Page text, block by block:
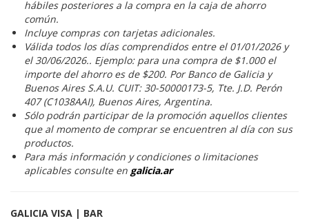
hábiles posteriores a la compra en la caja de ahorro
común.
Incluye compras con tarjetas adicionales.
Válida todos los días comprendidos entre el 01/01/2026 y
el 30/06/2026.. Ejemplo: para una compra de $1.000 el
importe del ahorro es de $200. Por Banco de Galicia y
Buenos Aires S.A.U. CUIT: 30-50000173-5, Tte. J.D. Perón
407 (C1038AAI), Buenos Aires, Argentina.
Sólo podrán participar de la promoción aquellos clientes
que al momento de comprar se encuentren al día con sus
productos.
Para más información y condiciones o limitaciones
aplicables consulte en galicia.ar
GALICIA VISA | BAR